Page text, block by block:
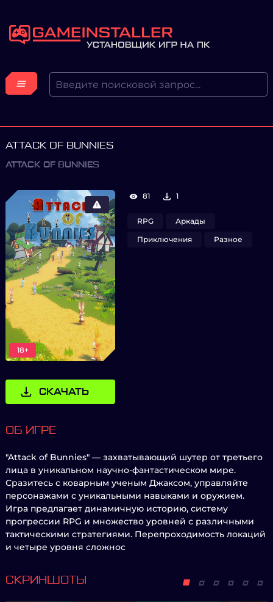
ATTACK OF BUNNIES
ATTACK OF BUNNIES
18+
СКАЧАТЬ
81 1
RPG
Аркады
Приключения
Разное
ОБ ИГРЕ
"Attack of Bunnies" — захватывающий шутер от третьего
лица в уникальном научно-фантастическом мире.
Сразитесь с коварным ученым Джаксом, управляйте
персонажами с уникальными навыками и оружием.
Игра предлагает динамичную историю, систему
прогрессии RPG и множество уровней с различными
тактическими стратегиями. Перепроходимость локаций
и четыре уровня сложнос
СКРИНШОТЫ